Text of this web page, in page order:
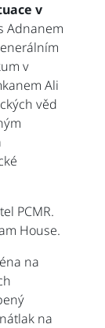
v
Adnanem
v
Ali
věd
PCMR.
House.
na
na